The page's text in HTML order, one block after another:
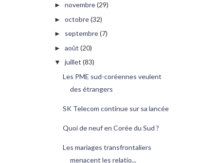
► novembre(29)
► octobre(32)
► septembre(7)
► août (20)
▼ juillet (83)
Les PME sud-coréennes veulent
des étrangers
SK Telecom continue sur sa lancée
Quoi de neuf en Corée du Sud ?
Les mariages transfrontaliers
menacent les relatio...